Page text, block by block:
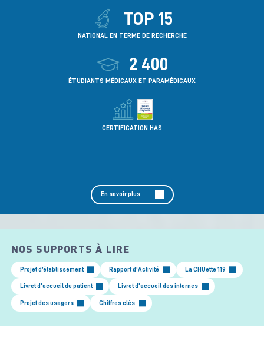
TOP 15
NATIONAL EN TERME DE RECHERCHE
2 400
ÉTUDIANTS MÉDICAUX ET PARAMÉDICAUX
CERTIFICATION HAS
En savoir plus
NOS SUPPORTS À LIRE
Projet d’établissement Rapport d'Activité La CHUette 119
Livret d'accueil du patient Livret d'accueil des internes
Projet des usagers Chiffres clés